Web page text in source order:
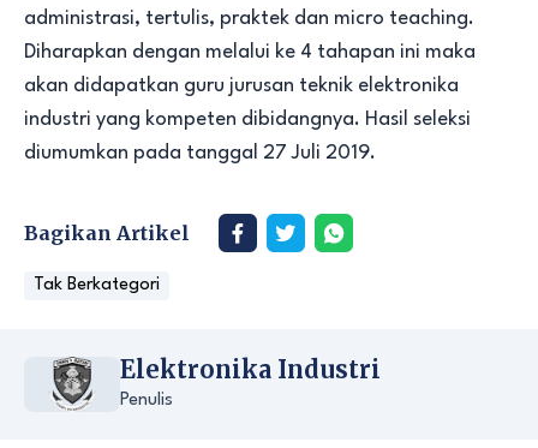
administrasi, tertulis, praktek dan micro teaching.
Diharapkan dengan melalui ke 4 tahapan ini maka
akan didapatkan guru jurusan teknik elektronika
industri yang kompeten dibidangnya. Hasil seleksi
diumumkan pada tanggal 27 Juli 2019.
Bagikan Artikel
Tak Berkategori
Elektronika Industri
Penulis